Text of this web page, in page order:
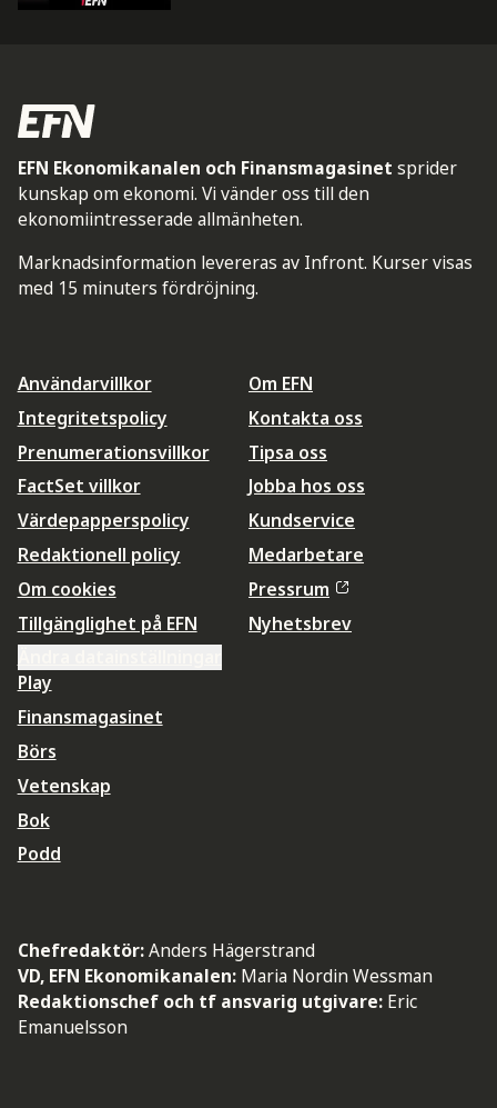
EFN Ekonomikanalen och Finansmagasinet sprider
kunskap om ekonomi. Vi vänder oss till den
ekonomiintresserade allmänheten.
Marknadsinformation levereras av Infront. Kurser visas
med 15 minuters fördröjning.
Användarvillkor
Integritetspolicy
Prenumerationsvillkor
FactSet villkor
Värdepapperspolicy
Redaktionell policy
Om cookies
Tillgänglighet på EFN
Om EFN
Kontakta oss
Tipsa oss
Jobba hos oss
Kundservice
Medarbetare
Pressrum
Nyhetsbrev
Play
Finansmagasinet
Börs
Vetenskap
Bok
Podd
Chefredaktör:Anders Hägerstrand
VD, EFN Ekonomikanalen: Maria Nordin Wessman
Redaktionschef och tf ansvarig utgivare: Eric
Emanuelsson